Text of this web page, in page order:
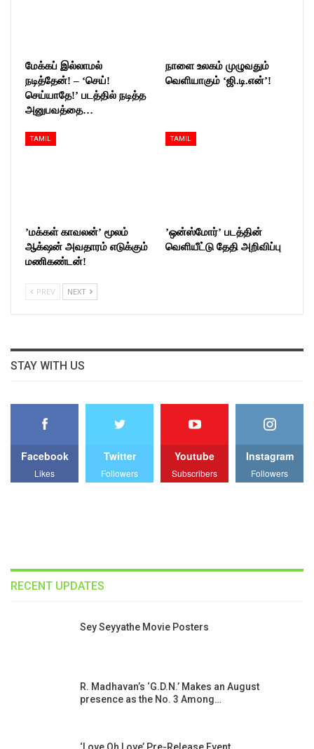
மேக்கப் இல்லாமல்
நடித்தேன்! – ‘செய்!
செய்யாதே!’ படத்தில் நடித்த
அனுபவத்தை…
நாளை உலகம் முழுவதும்
வெளியாகும் ‘ஜி.டி.என்’!
TAMIL
’மக்கள் காவலன்’ மூலம்
ஆக்‌ஷன் அவதாரம் எடுக்கும்
மணிகண்டன்!
TAMIL
’ஒன்ஸ்மோர்’ படத்தின்
வெளியீட்டு தேதி அறிவிப்பு
PREV NEXT
STAY WITH US
Facebook
Likes
Twitter
Followers
Youtube
Subscribers
Instagram
Followers
RECENT UPDATES
Sey Seyyathe Movie Posters
R. Madhavan’s ‘G.D.N.’ Makes an August
presence as the No. 3 Among…